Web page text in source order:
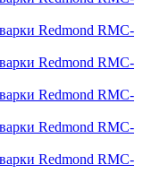
Redmond RMC-
Redmond RMC-
Redmond RMC-
Redmond RMC-
Redmond RMC-